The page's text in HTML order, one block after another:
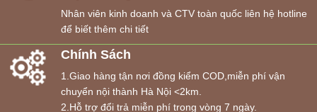
Nhân viên kinh doanh và CTV toàn quốc liên hệ hotline
để biết thêm chi tiết
Chính Sách
1.Giao hàng tận nơi đồng kiểm COD,miễn phí vận
chuyển nội thành Hà Nội <2km.
2.Hỗ trợ đổi trả miễn phí trong vòng 7 ngày.